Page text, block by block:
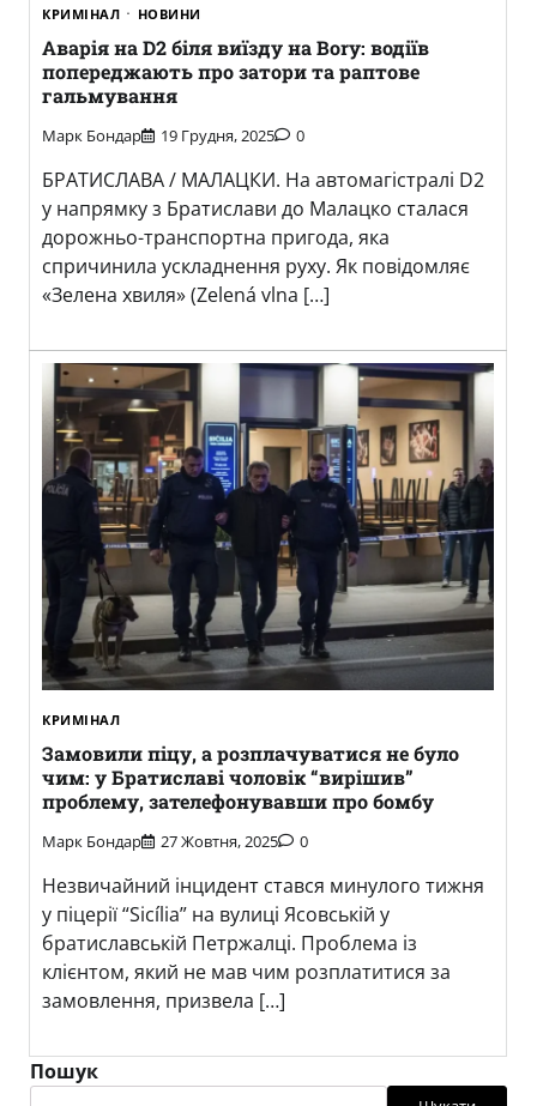
КРИМІНАЛ НОВИНИ
Аварія на D2 біля виїзду на Bory: водіїв
попереджають про затори та раптове
гальмування
Марк Бондар 19 Грудня, 2025 0
БРАТИСЛАВА / МАЛАЦКИ. На автомагістралі D2
у напрямку з Братислави до Малацко сталася
дорожньо-транспортна пригода, яка
спричинила ускладнення руху. Як повідомляє
«Зелена хвиля» (Zelená vlna […]
КРИМІНАЛ
Замовили піцу, а розплачуватися не було
чим: у Братиславі чоловік “вирішив”
проблему, зателефонувавши про бомбу
Марк Бондар 27 Жовтня, 2025 0
Незвичайний інцидент стався минулого тижня
у піцерії “Sicília” на вулиці Ясовській у
братиславській Петржалці. Проблема із
клієнтом, який не мав чим розплатитися за
замовлення, призвела […]
Пошук